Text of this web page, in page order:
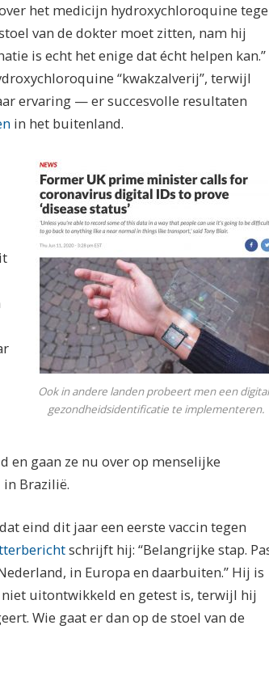
het medicijn hydroxychloroquine
van de dokter moet zitten, nam hij
is echt het enige dat écht helpen kan.”
“kwakzalverij”, terwijl
ervaring — er succesvolle resultaten
in het buitenland.
Ook in andere landen probeert men een
gezondheidsidentificatie te implementeren.
en gaan ze nu over op menselijke
Brazilië.
eind dit jaar een eerste vaccin tegen
schrijft hij: “Belangrijke stap.
in Europa en daarbuiten.” Hij is
uitontwikkeld en getest is, terwijl hij
Wie gaat er dan op de stoel van de